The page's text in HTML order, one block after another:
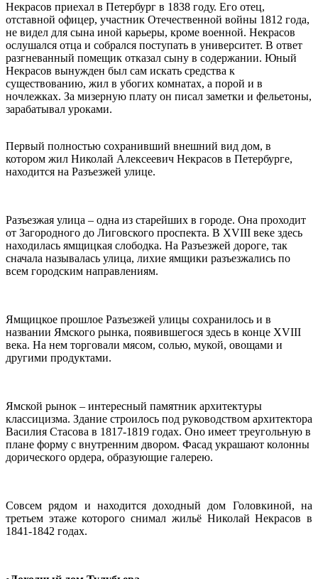
Некрасов приехал в Петербург в 1838 году. Его отец,
отставной офицер, участник Отечественной войны 1812 года,
не видел для сына иной карьеры, кроме военной. Некрасов
ослушался отца и собрался поступать в университет. В ответ
разгневанный помещик отказал сыну в содержании. Юный
Некрасов вынужден был сам искать средства к
существованию, жил в убогих комнатах, а порой и в
ночлежках. За мизерную плату он писал заметки и фельетоны,
зарабатывал уроками.
Первый полностью сохранивший внешний вид дом, в
котором жил Николай Алексеевич Некрасов в Петербурге,
находится на Разъезжей улице.
Разъезжая улица – одна из старейших в городе. Она проходит
от Загородного до Лиговского проспекта. В XVIII веке здесь
находилась ямщицкая слободка. На Разъезжей дороге, так
сначала называлась улица, лихие ямщики разъезжались по
всем городским направлениям.
Ямщицкое прошлое Разъезжей улицы сохранилось и в
названии Ямского рынка, появившегося здесь в конце XVIII
века. На нем торговали мясом, солью, мукой, овощами и
другими продуктами.
Ямской рынок – интересный памятник архитектуры
классицизма. Здание строилось под руководством архитектора
Василия Стасова в 1817-1819 годах. Оно имеет треугольную в
плане форму с внутренним двором. Фасад украшают колонны
дорического ордера, образующие галерею.
Совсем рядом и находится доходный дом Головкиной, на
третьем этаже которого снимал жильё Николай Некрасов в
1841-1842 годах.